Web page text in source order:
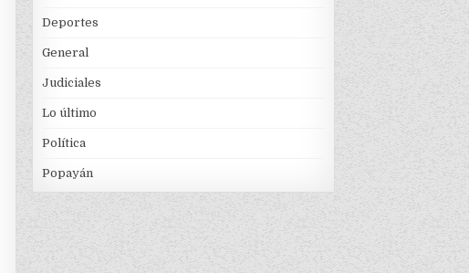
Deportes
General
Judiciales
Lo último
Política
Popayán